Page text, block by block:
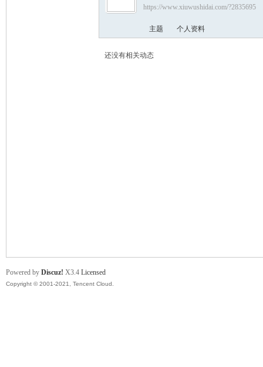
索
https://www.xiuwushidai.com/?2835695
主题 个人资料
还没有相关动态
Powered by Discuz! X3.4 Licensed
Copyright © 2001-2021, Tencent Cloud.